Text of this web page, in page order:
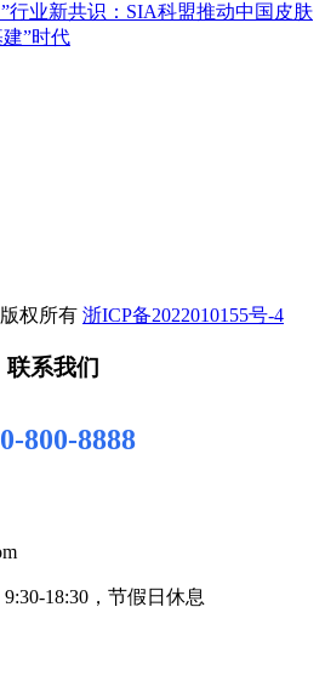
行业新共识：SIA科盟推动中国皮肤
”时代
权所有 浙ICP备2022010155号-4
联系我们
800-8888
18:30，节假日休息